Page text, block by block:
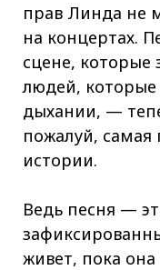
прав Линда не
на концертах.
сцене, которые
людей,
дыхании, —
пожалуй, самая
истории.
Ведь песня —
живет, пока